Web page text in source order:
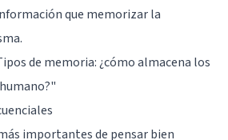
que memorizar la
de memoria: ¿cómo almacena los
"
importantes de pensar bien